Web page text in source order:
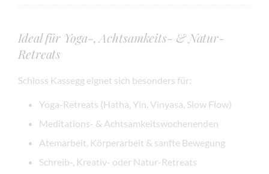
Ideal für Yoga-, Achtsamkeits- & Natur-
Retreats
Schloss Kassegg eignet sich besonders für:
Yoga-Retreats (Hatha, Yin, Vinyasa, Slow Flow)
Meditations- & Achtsamkeitswochenenden
Atemarbeit, Körperarbeit & sanfte Bewegung
Schreib-, Kreativ- oder Natur-Retreats